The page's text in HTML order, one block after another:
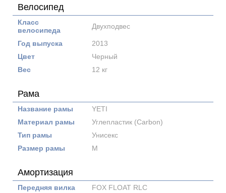
Велосипед
Класс
велосипеда
Двухподвес
Год выпуска
2013
Цвет
Черный
Вес
12 кг
Рама
Название рамы
YETI
Материал рамы
Углепластик (Carbon)
Тип рамы
Унисекс
Размер рамы
M
Амортизация
Передняя вилка
FOX FLOAT RLC